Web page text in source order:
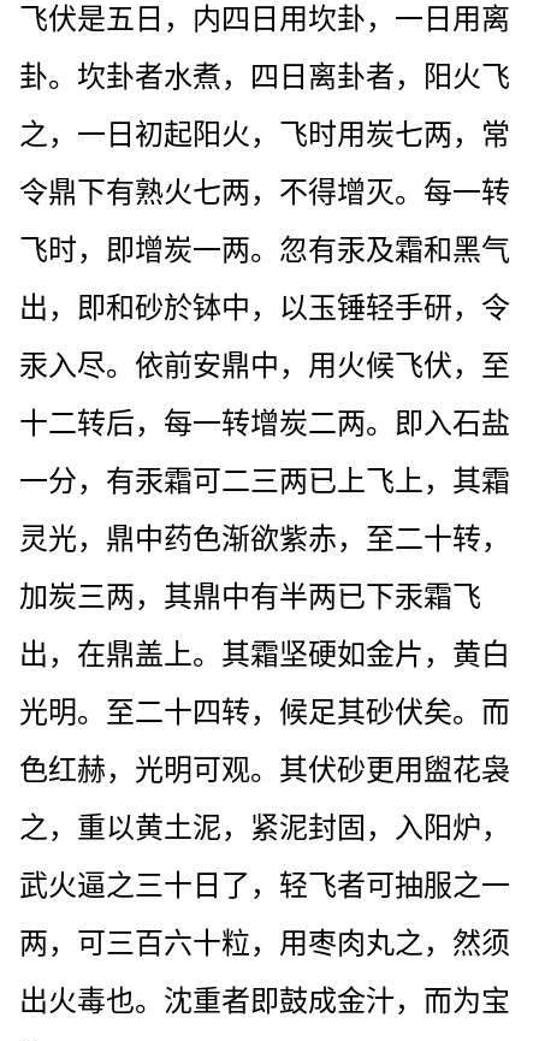
飞伏是五日，内四日用坎卦，一日用离
卦。坎卦者水煮，四日离卦者，阳火飞
之，一日初起阳火，飞时用炭七两，常
令鼎下有熟火七两，不得增灭。每一转
飞时，即增炭一两。忽有汞及霜和黑气
出，即和砂於钵中，以玉锤轻手研，令
汞入尽。依前安鼎中，用火候飞伏，至
十二转后，每一转增炭二两。即入石盐
一分，有汞霜可二三两已上飞上，其霜
灵光，鼎中药色渐欲紫赤，至二十转，
加炭三两，其鼎中有半两已下汞霜飞
出，在鼎盖上。其霜坚硬如金片，黄白
光明。至二十四转，候足其砂伏矣。而
色红赫，光明可观。其伏砂更用盥花袅
之，重以黄土泥，紧泥封固，入阳炉，
武火逼之三十日了，轻飞者可抽服之一
两，可三百六十粒，用枣肉丸之，然须
出火毒也。沈重者即鼓成金汁，而为宝